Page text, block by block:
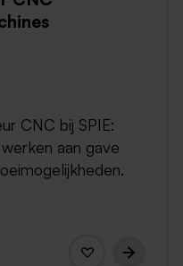
CNC bij SPIE:
aan gave